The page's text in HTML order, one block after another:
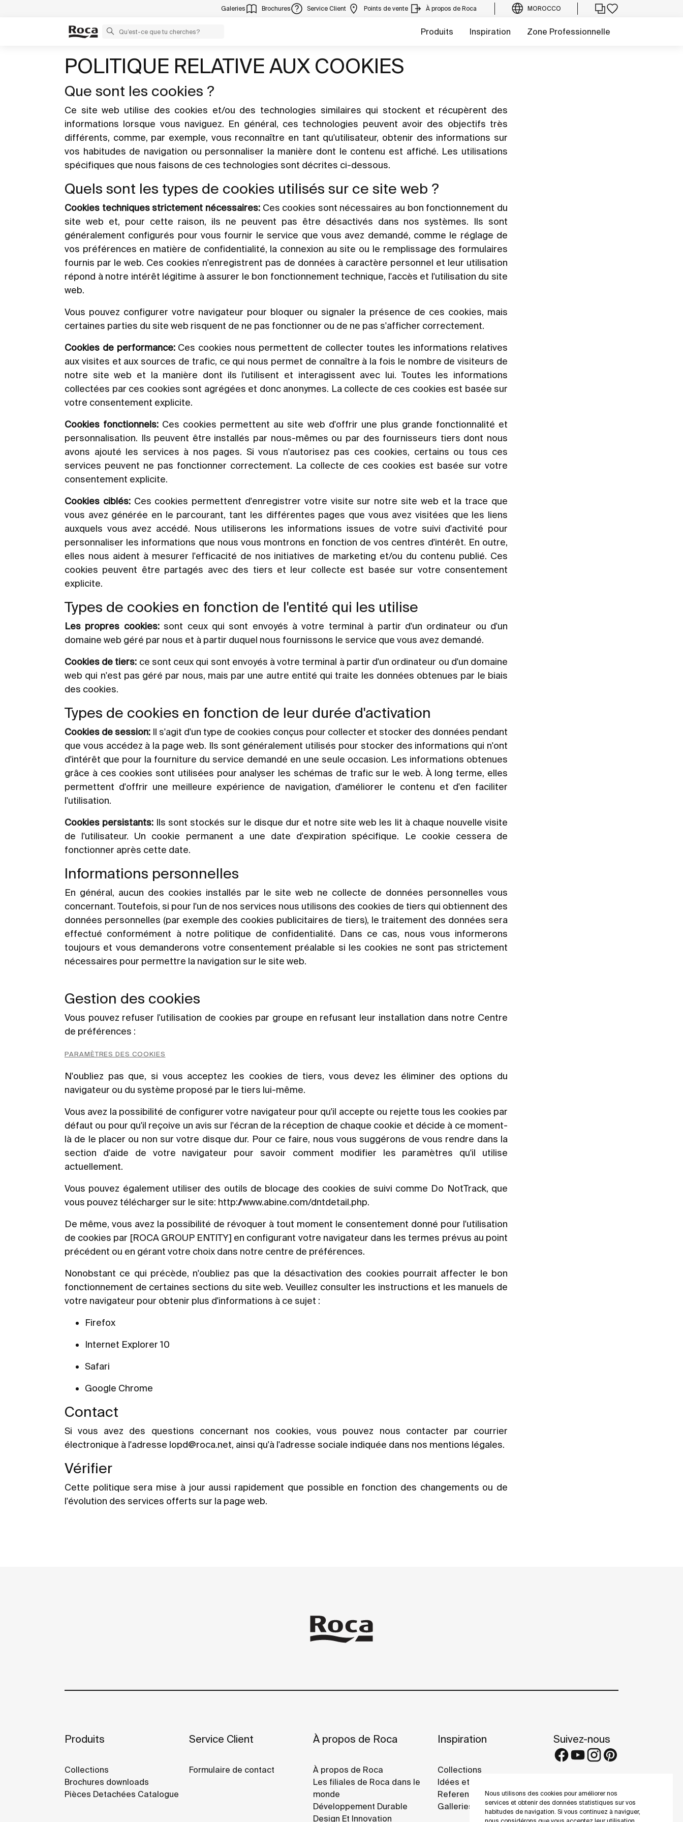
Nous utilisons des cookies pour améliorer nos
services et obtenir des données statistiques sur vos
habitudes de navigation. Si vous continuez à naviguer,
Galeries Brochures Service Client Points de vente À propos de Roca MOROCCO
Produits Inspiration Zone Professionnelle
POLITIQUE RELATIVE AUX COOKIES
Que sont les cookies ?
Ce site web utilise des cookies et/ou des technologies similaires qui stockent et récupèrent des
informations lorsque vous naviguez. En général, ces technologies peuvent avoir des objectifs très
différents, comme, par exemple, vous reconnaître en tant qu'utilisateur, obtenir des informations sur
vos habitudes de navigation ou personnaliser la manière dont le contenu est affiché. Les utilisations
spécifiques que nous faisons de ces technologies sont décrites ci-dessous.
Quels sont les types de cookies utilisés sur ce site web ?
Cookies techniques strictement nécessaires:Ces cookies sont nécessaires au bon fonctionnement du
site web et, pour cette raison, ils ne peuvent pas être désactivés dans nos systèmes. Ils sont
généralement configurés pour vous fournir le service que vous avez demandé, comme le réglage de
vos préférences en matière de confidentialité, la connexion au site ou le remplissage des formulaires
fournis par le web. Ces cookies n'enregistrent pas de données à caractère personnel et leur utilisation
répond à notre intérêt légitime à assurer le bon fonctionnement technique, l'accès et l'utilisation du site
web.
Vous pouvez configurer votre navigateur pour bloquer ou signaler la présence de ces cookies, mais
certaines parties du site web risquent de ne pas fonctionner ou de ne pas s'afficher correctement.
Cookies de performance:Ces cookies nous permettent de collecter toutes les informations relatives
aux visites et aux sources de trafic, ce qui nous permet de connaître à la fois le nombre de visiteurs de
notre site web et la manière dont ils l'utilisent et interagissent avec lui. Toutes les informations
collectées par ces cookies sont agrégées et donc anonymes. La collecte de ces cookies est basée sur
votre consentement explicite.
Cookies fonctionnels: Ces cookies permettent au site web d'offrir une plus grande fonctionnalité et
personnalisation. Ils peuvent être installés par nous-mêmes ou par des fournisseurs tiers dont nous
avons ajouté les services à nos pages. Si vous n'autorisez pas ces cookies, certains ou tous ces
services peuvent ne pas fonctionner correctement. La collecte de ces cookies est basée sur votre
consentement explicite.
Cookies ciblés:Ces cookies permettent d'enregistrer votre visite sur notre site web et la trace que
vous avez générée en le parcourant, tant les différentes pages que vous avez visitées que les liens
auxquels vous avez accédé. Nous utiliserons les informations issues de votre suivi d'activité pour
personnaliser les informations que nous vous montrons en fonction de vos centres d'intérêt. En outre,
elles nous aident à mesurer l'efficacité de nos initiatives de marketing et/ou du contenu publié. Ces
cookies peuvent être partagés avec des tiers et leur collecte est basée sur votre consentement
explicite.
Types de cookies en fonction de l'entité qui les utilise
Les propres cookies:sont ceux qui sont envoyés à votre terminal à partir d'un ordinateur ou d'un
domaine web géré par nous et à partir duquel nous fournissons le service que vous avez demandé.
Cookies de tiers: ce sont ceux qui sont envoyés à votre terminal à partir d'un ordinateur ou d'un domaine
web qui n'est pas géré par nous, mais par une autre entité qui traite les données obtenues par le biais
des cookies.
Types de cookies en fonction de leur durée d'activation
Cookies de session: Il s'agit d'un type de cookies conçus pour collecter et stocker des données pendant
que vous accédez à la page web. Ils sont généralement utilisés pour stocker des informations qui n'ont
d'intérêt que pour la fourniture du service demandé en une seule occasion. Les informations obtenues
grâce à ces cookies sont utilisées pour analyser les schémas de trafic sur le web. À long terme, elles
permettent d'offrir une meilleure expérience de navigation, d'améliorer le contenu et d'en faciliter
l'utilisation.
Cookies persistants: Ils sont stockés sur le disque dur et notre site web les lit à chaque nouvelle visite
de l'utilisateur. Un cookie permanent a une date d'expiration spécifique. Le cookie cessera de
fonctionner après cette date.
Informations personnelles
En général, aucun des cookies installés par le site web ne collecte de données personnelles vous
concernant. Toutefois, si pour l'un de nos services nous utilisons des cookies de tiers qui obtiennent des
données personnelles (par exemple des cookies publicitaires de tiers), le traitement des données sera
effectué conformément à notre politique de confidentialité. Dans ce cas, nous vous informerons
toujours et vous demanderons votre consentement préalable si les cookies ne sont pas strictement
nécessaires pour permettre la navigation sur le site web.
Gestion des cookies
Vous pouvez refuser l'utilisation de cookies par groupe en refusant leur installation dans notre Centre
de préférences :
PARAMÈTRES DES COOKIES
N'oubliez pas que, si vous acceptez les cookies de tiers, vous devez les éliminer des options du
navigateur ou du système proposé par le tiers lui-même.
Vous avez la possibilité de configurer votre navigateur pour qu'il accepte ou rejette tous les cookies par
défaut ou pour qu'il reçoive un avis sur l'écran de la réception de chaque cookie et décide à ce moment-
là de le placer ou non sur votre disque dur. Pour ce faire, nous vous suggérons de vous rendre dans la
section d'aide de votre navigateur pour savoir comment modifier les paramètres qu'il utilise
actuellement.
Vous pouvez également utiliser des outils de blocage des cookies de suivi comme Do NotTrack, que
vous pouvez télécharger sur le site: http://www.abine.com/dntdetail.php.
De même, vous avez la possibilité de révoquer à tout moment le consentement donné pour l'utilisation
de cookies par [ROCA GROUP ENTITY] en configurant votre navigateur dans les termes prévus au point
précédent ou en gérant votre choix dans notre centre de préférences.
Nonobstant ce qui précède, n'oubliez pas que la désactivation des cookies pourrait affecter le bon
fonctionnement de certaines sections du site web. Veuillez consulter les instructions et les manuels de
votre navigateur pour obtenir plus d'informations à ce sujet :
Firefox
Internet Explorer 10
Safari
Google Chrome
Contact
Si vous avez des questions concernant nos cookies, vous pouvez nous contacter par courrier
électronique à l'adresse lopd@roca.net, ainsi qu'à l'adresse sociale indiquée dans nos mentions légales.
Vérifier
Cette politique sera mise à jour aussi rapidement que possible en fonction des changements ou de
l'évolution des services offerts sur la page web.
Produits
Collections
Brochures downloads
Pièces Detachées Catalogue
Service Client
Formulaire de contact
À propos de Roca
À propos de Roca
Les filiales de Roca dans le
monde
Développement Durable
Design Et Innovation
Inspiration
Collections
Idées et conseils
Reference projects
Galleries
Suivez-nous